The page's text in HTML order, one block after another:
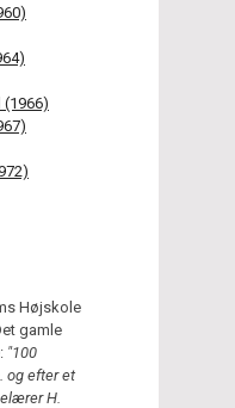
Højskole
gamle
"100
og efter et
H.